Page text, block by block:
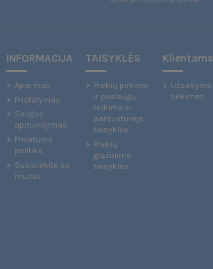
INFORMACIJA
Apie mus
Pristatymas
Saugus
apmokėjimas
Privatumo
politika
Susisiekite su
mumis
TAISYKLĖS
Prekių pirkimo
ir paslaugų
teikimo e-
parduotuvėje
taisyklės
Prekių
grąžinimo
taisyklės
Klientams
Užsakymo
sekimas